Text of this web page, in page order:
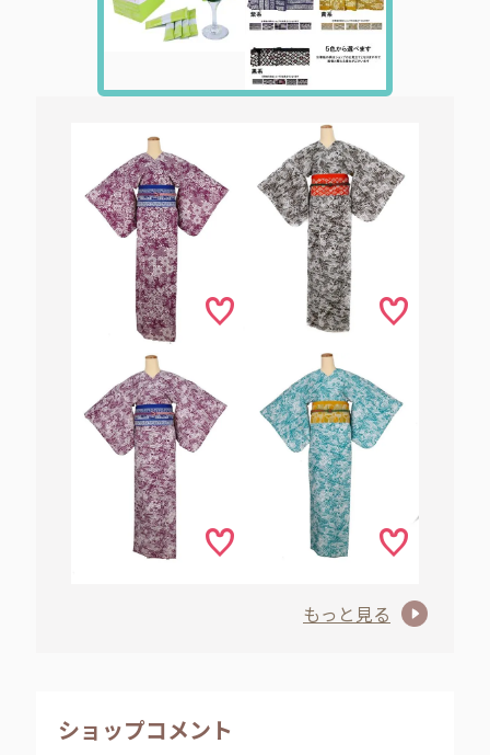
もっと見る
ショップコメント